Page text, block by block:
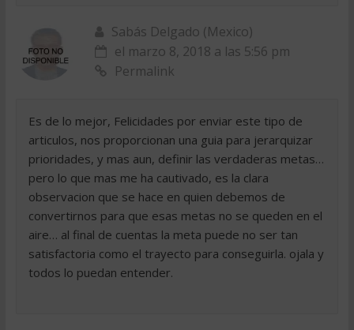
Sabás Delgado (Mexico)
el marzo 8, 2018 a las 5:56 pm
Permalink
Es de lo mejor, Felicidades por enviar este tipo de
articulos, nos proporcionan una guia para jerarquizar
prioridades, y mas aun, definir las verdaderas metas…
pero lo que mas me ha cautivado, es la clara
observacion que se hace en quien debemos de
convertirnos para que esas metas no se queden en el
aire… al final de cuentas la meta puede no ser tan
satisfactoria como el trayecto para conseguirla. ojala y
todos lo puedan entender.